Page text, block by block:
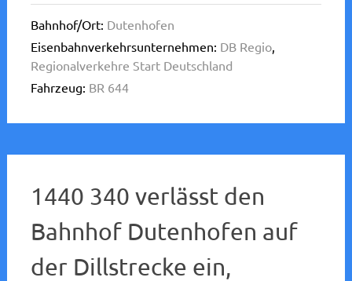
Bahnhof/Ort: Dutenhofen
Eisenbahnverkehrsunternehmen: DB Regio,
Regionalverkehre Start Deutschland
Fahrzeug: BR 644
1440 340 verlässt den
Bahnhof Dutenhofen auf
der Dillstrecke ein,